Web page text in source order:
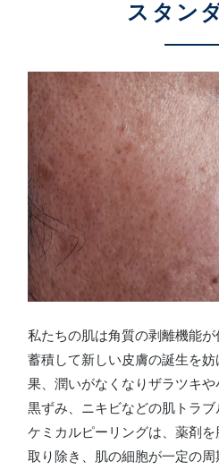
ニキビ・ニキビ跡
肌質改善
ほくろ・いぼ
男性美容内科
眉毛アートメイク
アクセス（東京）
施術料金一覧
クリニック案内
クリニックについて（東
名古屋
大阪
福岡
症例写真
医師紹介
川島 眞 特別外来
スタン
私たちの肌は角質の剥離機能
蓄積して新しい皮膚の誕生を
果、潤いがなくなりザラツキ
黒ずみ、ニキビなどの肌トラブ
ケミカルピーリングは、薬剤
取り除き、肌の細胞が一定の